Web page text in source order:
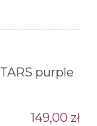
purple
149,00 zł